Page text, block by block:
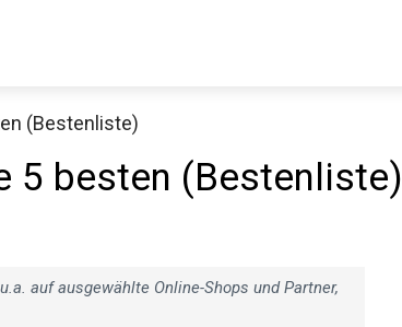
(Bestenliste)
5 besten (Bestenliste)
auf ausgewählte Online-Shops und Partner,